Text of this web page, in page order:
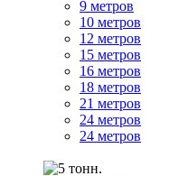
9 метров
10 метров
12 метров
15 метров
16 метров
18 метров
21 метров
24 метров
24 метров